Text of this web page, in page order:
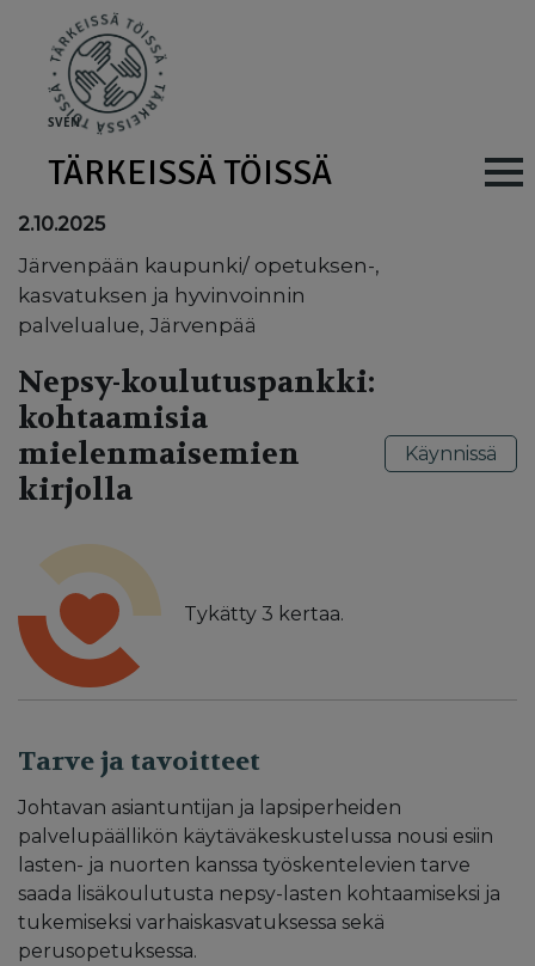
SVEN
TÄRKEISSÄ TÖISSÄ Main
2.10.2025
Järvenpään kaupunki/ opetuksen-,
kasvatuksen ja hyvinvoinnin
palvelualue, Järvenpää
Nepsy-koulutuspankki:
kohtaamisia
mielenmaisemien
kirjolla
Tykätty 3 kertaa.
Käynnissä
Tarve ja tavoitteet
Johtavan asiantuntijan ja lapsiperheiden
palvelupäällikön käytäväkeskustelussa nousi esiin
lasten- ja nuorten kanssa työskentelevien tarve
saada lisäkoulutusta nepsy-lasten kohtaamiseksi ja
tukemiseksi varhaiskasvatuksessa sekä
perusopetuksessa.